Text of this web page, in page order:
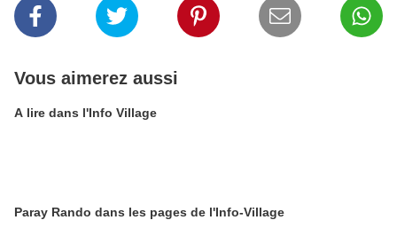
Vous aimerez aussi
A lire dans l'Info Village
Paray Rando dans les pages de l'Info-Village